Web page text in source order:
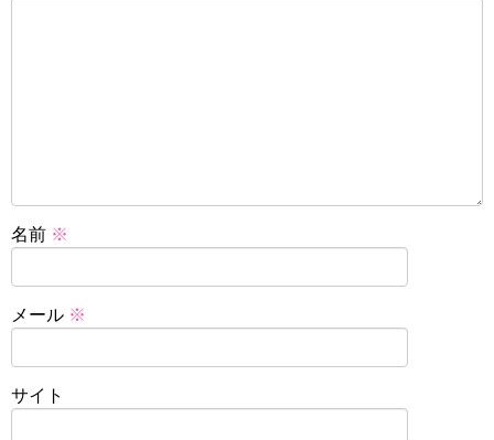
名前 ※
メール ※
サイト